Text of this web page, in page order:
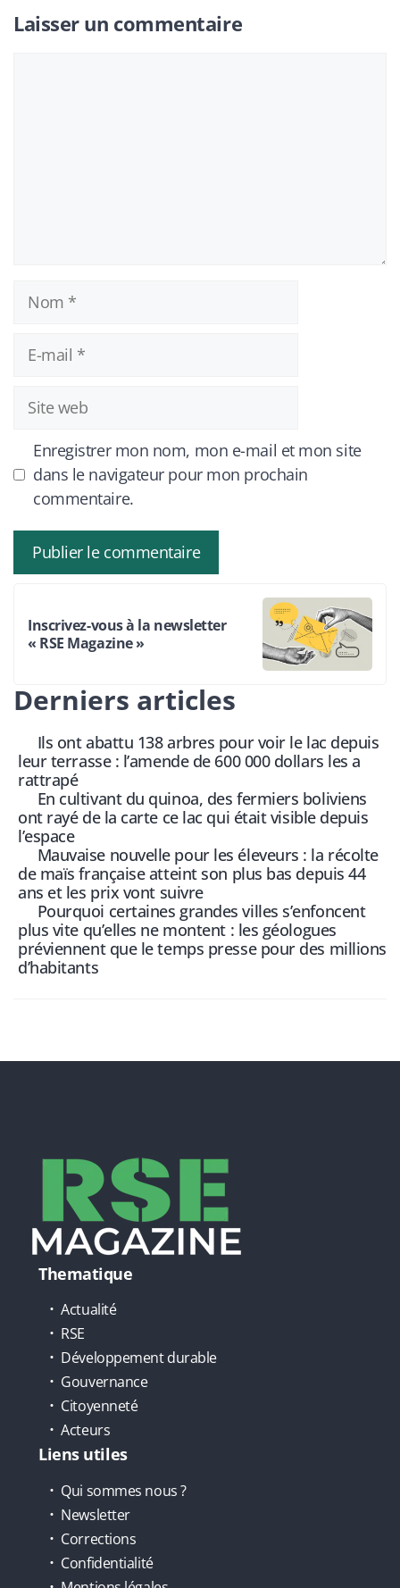
Laisser un commentaire
Nom
mail
Site
web
Enregistrer mon nom, mon e-mail et mon site
dans le navigateur pour mon prochain
commentaire.
Inscrivez-vous à la newsletter
« RSE Magazine »
Derniers articles
Ils ont abattu 138 arbres pour voir le lac depuis
leur terrasse : l’amende de 600 000 dollars les a
rattrapé
En cultivant du quinoa, des fermiers boliviens
ont rayé de la carte ce lac qui était visible depuis
l’espace
Mauvaise nouvelle pour les éleveurs : la récolte
de maïs française atteint son plus bas depuis 44
ans et les prix vont suivre
Pourquoi certaines grandes villes s’enfoncent
plus vite qu’elles ne montent : les géologues
préviennent que le temps presse pour des millions
d’habitants
Thematique
Actualité
RSE
Développement durable
Gouvernance
Citoyenneté
Acteurs
Liens utiles
Qui sommes nous ?
Newsletter
Corrections
Confidentialité